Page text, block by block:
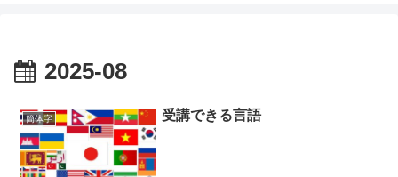
2025-08
簡体字 受講できる言語